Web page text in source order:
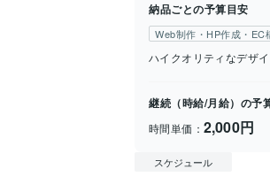
納品ごとの予算目安
Web制作・HP作成・EC
ハイクオリティなデザ
継続（時給/月給）の予
時間単価： 2,000円
スケジュール